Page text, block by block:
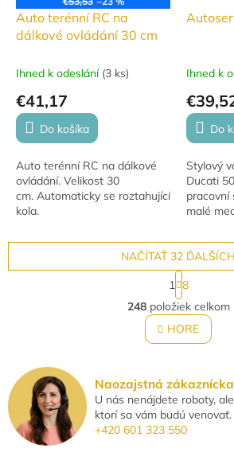
Auto terénní RC na
dálkové ovládání 30 cm
Ihned k odeslání (3 ks)
€41,17
Do košíka
Auto terénní RC na dálkové
ovládání. Velikost 30
cm. Automaticky se roztahující
kola.
Ihned k
Do
Stylový
Ducati
pracovní
malé
O
v
l
á
a
c
i
e
p
NAČÍTAŤ 32 ĎALŠÍCH
S
t
r
á
n
k
a
n
i
e
1 8
248položiek celkom
HORE
Naozajstná
U nás nenájdete roboty,
ktorí sa vám budú venovať.
+420 601 323 550